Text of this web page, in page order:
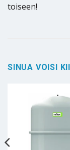
toiseen!
SINUA VOISI